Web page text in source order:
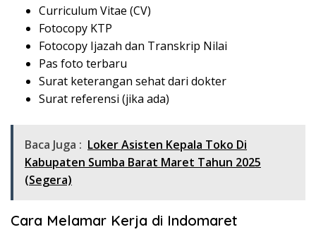
Curriculum Vitae (CV)
Fotocopy KTP
Fotocopy Ijazah dan Transkrip Nilai
Pas foto terbaru
Surat keterangan sehat dari dokter
Surat referensi (jika ada)
Baca Juga : Loker Asisten Kepala Toko Di
Kabupaten Sumba Barat Maret Tahun 2025
(Segera)
Cara Melamar Kerja di Indomaret